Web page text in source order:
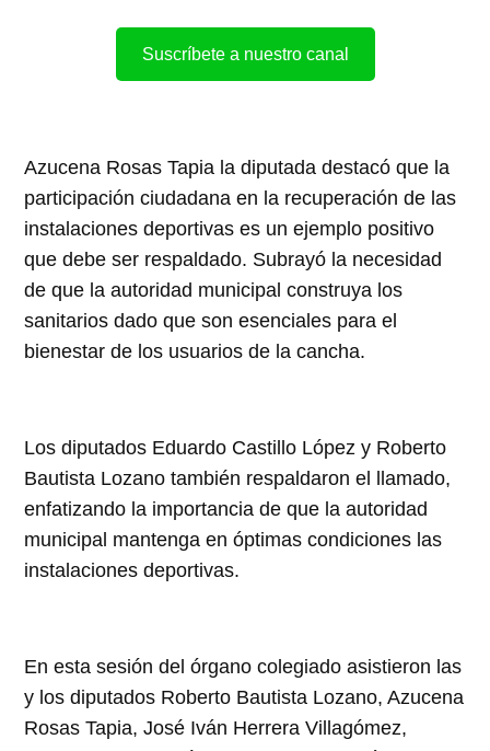
Suscríbete a nuestro canal
Azucena Rosas Tapia la diputada destacó que la
participación ciudadana en la recuperación de las
instalaciones deportivas es un ejemplo positivo
que debe ser respaldado. Subrayó la necesidad
de que la autoridad municipal construya los
sanitarios dado que son esenciales para el
bienestar de los usuarios de la cancha.
Los diputados Eduardo Castillo López y Roberto
Bautista Lozano también respaldaron el llamado,
enfatizando la importancia de que la autoridad
municipal mantenga en óptimas condiciones las
instalaciones deportivas.
En esta sesión del órgano colegiado asistieron las
y los diputados Roberto Bautista Lozano, Azucena
Rosas Tapia, José Iván Herrera Villagómez,